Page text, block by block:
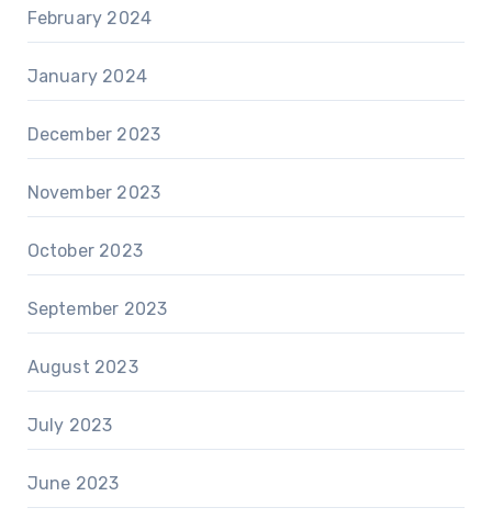
February 2024
January 2024
December 2023
November 2023
October 2023
September 2023
August 2023
July 2023
June 2023